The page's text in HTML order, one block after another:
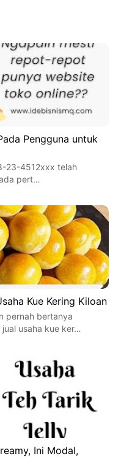
Pengguna untuk
23-4512xxx telah
pert…
Kue Kering Kiloan
pernah bertanya
usaha kue ker…
Ini Modal,